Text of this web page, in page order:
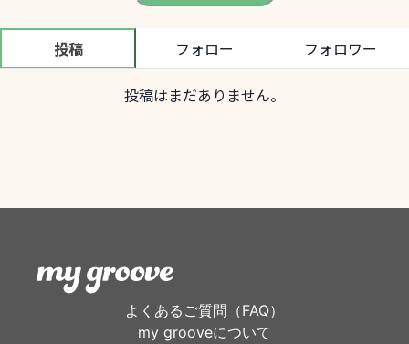
投稿 フォロー フォロワー
投稿はまだありません。
よくあるご質問（FAQ）
my grooveについて